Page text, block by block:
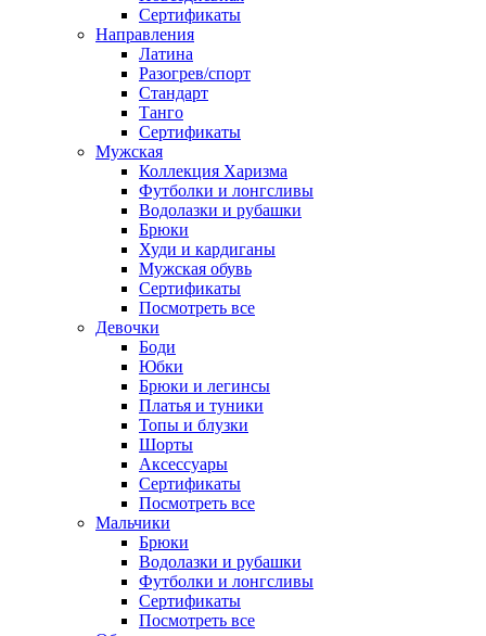
Сертификаты
Направления
Латина
Разогрев/спорт
Стандарт
Танго
Сертификаты
Мужская
Коллекция Харизма
Футболки и лонгсливы
Водолазки и рубашки
Брюки
Худи и кардиганы
Мужская обувь
Сертификаты
Посмотреть все
Девочки
Боди
Юбки
Брюки и легинсы
Платья и туники
Топы и блузки
Шорты
Аксессуары
Сертификаты
Посмотреть все
Мальчики
Брюки
Водолазки и рубашки
Футболки и лонгсливы
Сертификаты
Посмотреть все